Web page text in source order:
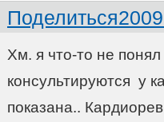
Поделиться
Хм. я что-то не
консультируются у
показана..